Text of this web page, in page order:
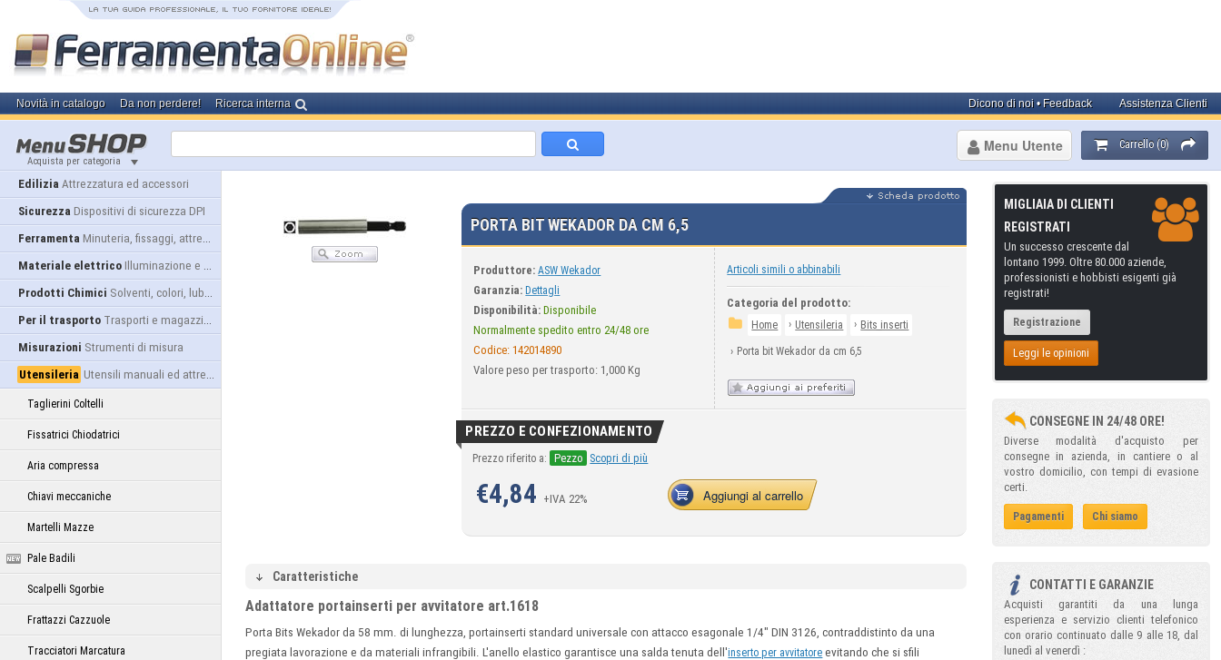
Novità in catalogo Da non perdere! Ricerca interna Assistenza Clienti
Dicono di noi • Feedback
Acquista per categoria
Carrello (0)
Menu Utente
Edilizia Attrezzatura ed accessori
Sicurezza Dispositivi di sicurezza DPI
Ferramenta Minuteria, fissaggi, attrezzatura
Materiale elettrico Illuminazione e alimentazione
Prodotti Chimici Solventi, colori, lubrificanti...
Per il trasporto Trasporti e magazzino
Misurazioni Strumenti di misura
Utensileria Utensili manuali ed attrezzature
Taglierini Coltelli
Fissatrici Chiodatrici
Aria compressa
Chiavi meccaniche
Martelli Mazze
Pale Badili
Scalpelli Sgorbie
Frattazzi Cazzuole
Tracciatori Marcatura
PORTA BIT WEKADOR DA CM 6,5
Produttore: ASW Wekador
Garanzia: Dettagli
Disponibilità: Disponibile
Normalmente spedito entro 24/48 ore
Codice:142014890
Valore peso per trasporto: 1,000 Kg
Articoli simili o abbinabili
Categoria del prodotto:
Home › Utensileria › Bits inserti
› Porta bit Wekador da cm 6,5
PREZZO E CONFEZIONAMENTO
Prezzo riferito a: Pezzo Scopri di più
€4,84 +IVA 22% Aggiungi al carrello
Caratteristiche
Adattatore portainserti per avvitatore art.1618
Porta Bits Wekador da 58 mm. di lunghezza, portainserti standard universale con attacco esagonale 1/4" DIN 3126, contraddistinto da una
pregiata lavorazione e da materiali infrangibili. L'anello elastico garantisce una salda tenuta dell'inserto per avvitatore evitando che si sfili
MIGLIAIA DI CLIENTI
REGISTRATI
Un successo crescente dal
lontano 1999. Oltre 80.000 aziende,
professionisti e hobbisti esigenti già
registrati!
Registrazione
Leggi le opinioni
CONSEGNE IN 24/48 ORE!
Diverse modalità d'acquisto per
consegne in azienda, in cantiere o al
vostro domicilio, con tempi di evasione
certi.
Pagamenti Chi siamo
CONTATTI E GARANZIE
Acquisti garantiti da una lunga
esperienza e servizio clienti telefonico
con orario continuato dalle 9 alle 18, dal
lunedì al venerdì :